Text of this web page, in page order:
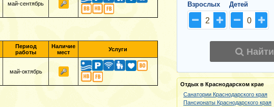
май-сентябрь
Период
работы
Наличие
мест
Услуги
май-октябрь
Взрослых
2
Детей
0
Найти
Отдых в Краснодарском крае
Санатории Краснодарского края
Пансионаты Краснодарского края